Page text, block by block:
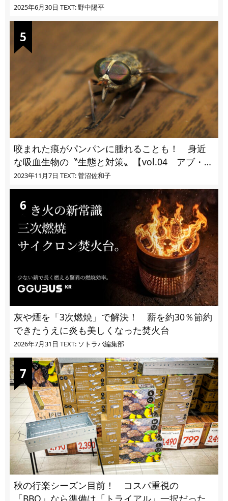
に!?
2025年6月30日 TEXT: 野中陽平
咬まれた痕がパンパンに腫れることも！ 身近
な吸血生物の〝生態と対策〟【vol.04 アブ・ブ
ユ・ヌカカ】
2023年11月7日 TEXT: 菅沼佐和子
灰や煙を「3次燃焼」で解決！ 薪を約30％節約
できたうえに炎も美しくなった焚火台
2026年7月31日 TEXT: ソトラバ編集部
秋の行楽シーズン目前！ コスパ重視の